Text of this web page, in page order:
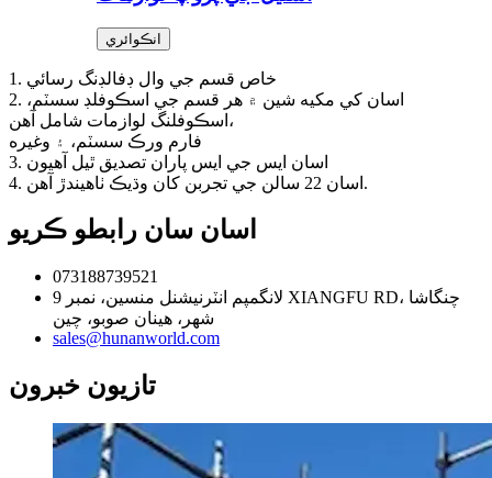
انڪوائري
1. خاص قسم جي وال ڊفالڊنگ رسائي
2. اسان کي مکيه شين ۾ هر قسم جي اسڪوفلڊ سسٽم،
اسڪوفلنگ لوازمات شامل آهن،
فارم ورڪ سسٽم، ۽ وغيره
3. اسان ايس جي ايس پاران تصديق ٿيل آهيون
4. اسان 22 سالن جي تجربن کان وڌيڪ ٺاهيندڙ آهن.
اسان سان رابطو ڪريو
073188739521
لانگمپم انٽرنيشنل منسين، نمبر 9 XIANGFU RD، چنگاشا
شهر، هينان صوبو، چين
sales@hunanworld.com
تازيون خبرون